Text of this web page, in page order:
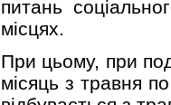
питань
місцях.
При цьому, при
місяць з травня